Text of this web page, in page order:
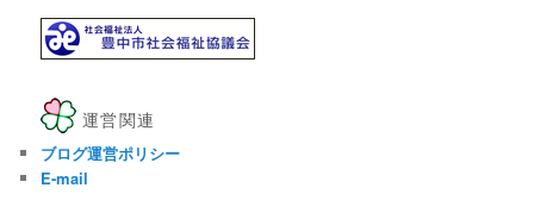
運営関連
ブログ運営ポリシー
E-mail